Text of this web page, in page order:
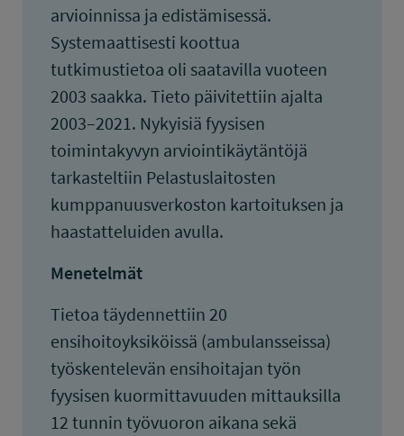
arvioinnissa ja edistämisessä.
Systemaattisesti koottua
tutkimustietoa oli saatavilla vuoteen
2003 saakka. Tieto päivitettiin ajalta
2003–2021. Nykyisiä fyysisen
toimintakyvyn arviointikäytäntöjä
tarkasteltiin Pelastuslaitosten
kumppanuusverkoston kartoituksen ja
haastatteluiden avulla.
Menetelmät
Tietoa täydennettiin 20
ensihoitoyksiköissä (ambulansseissa)
työskentelevän ensihoitajan työn
fyysisen kuormittavuuden mittauksilla
12 tunnin työvuoron aikana sekä